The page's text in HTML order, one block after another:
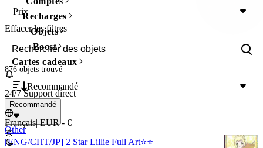
Recharges
Objets
Boost
Cartes cadeaux
24/7 Support direct
Français|EUR - €
Prix
Effacer les filtres
876 objets trouvé
Recommandé
Recommandé
Other
[ENG/CHT/JP] 2 Star Lillie Full Art⭐️⭐️